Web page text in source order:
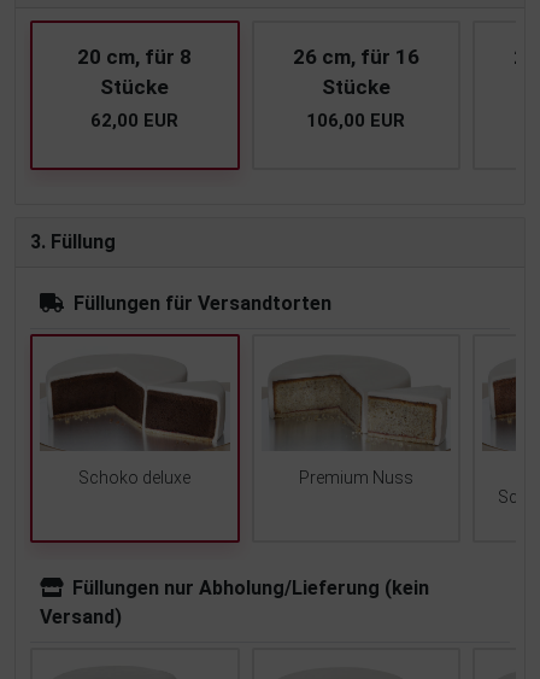
20 cm, für 8
Stücke
62,00 EUR
26 cm, für 16
Stücke
106,00 EUR
3. Füllung
Füllungen für Versandtorten
Schoko deluxe
Premium Nuss
Füllungen nur Abholung/Lieferung (kein
Versand)